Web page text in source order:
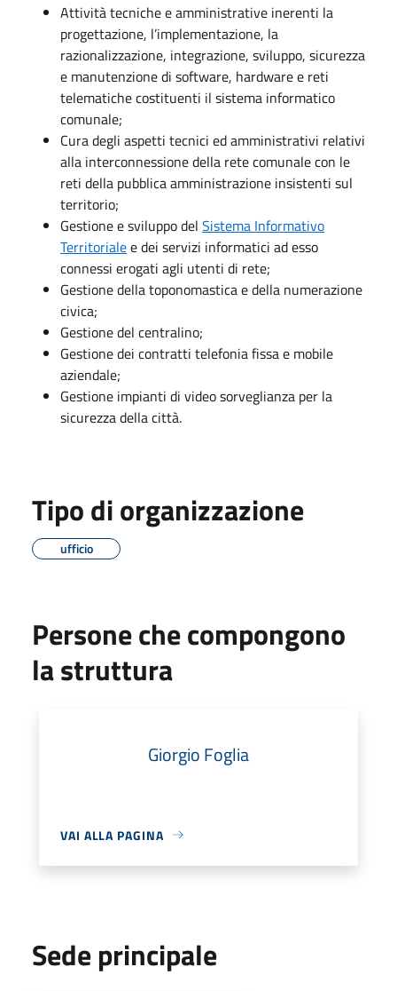
Attività tecniche e amministrative inerenti la
progettazione, l’implementazione, la
razionalizzazione, integrazione, sviluppo, sicurezza
e manutenzione di software, hardware e reti
telematiche costituenti il sistema informatico
comunale;
Cura degli aspetti tecnici ed amministrativi relativi
alla interconnessione della rete comunale con le
reti della pubblica amministrazione insistenti sul
territorio;
Gestione e sviluppo del Sistema Informativo
Territorialee dei servizi informatici ad esso
connessi erogati agli utenti di rete;
Gestione della toponomastica e della numerazione
civica;
Gestione del centralino;
Gestione dei contratti telefonia fissa e mobile
aziendale;
Gestione impianti di video sorveglianza per la
sicurezza della città.
Tipo di organizzazione
ufficio
Persone che compongono
la struttura
Giorgio Foglia
VAI ALLA PAGINA
Sede principale